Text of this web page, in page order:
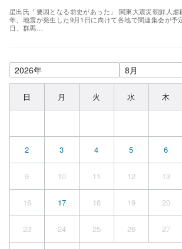
星出氏「要因となる前史があった」 関東大震災朝鮮人
年、地震が発生した9月1日に向けて各地で関連集会が予
日、群馬…
日 月 火 水 木
2 3 4 5 6
9 10 11 12 13
16 17 18 19 20
23 24 25 26 27